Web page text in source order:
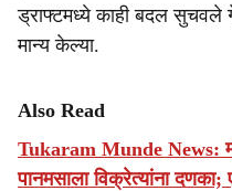
ड्राफ्टमध्ये काही बदल सुचवले
मान्य केल्या.
Also Read
Tukaram Munde News:
पानमसाला विक्रेत्यांना